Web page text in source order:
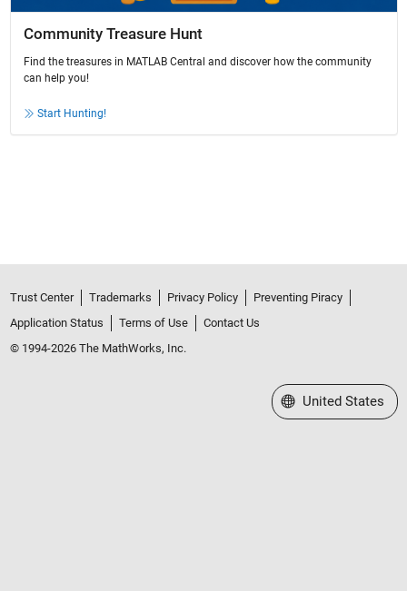
Community Treasure Hunt
Find the treasures in MATLAB Central and discover how the community
can help you!
Start Hunting!
Trust Center Trademarks Privacy Policy
Preventing Piracy
Application Status
Terms of Use
Contact Us
© 1994-2026 The MathWorks, Inc.
Select a Web Site
United States